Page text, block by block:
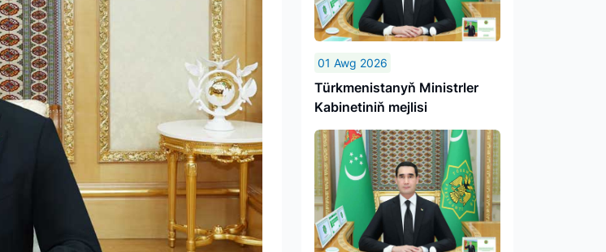
01 Awg 2026
Türkmenistanyň Ministrler
Kabinetiniň mejlisi